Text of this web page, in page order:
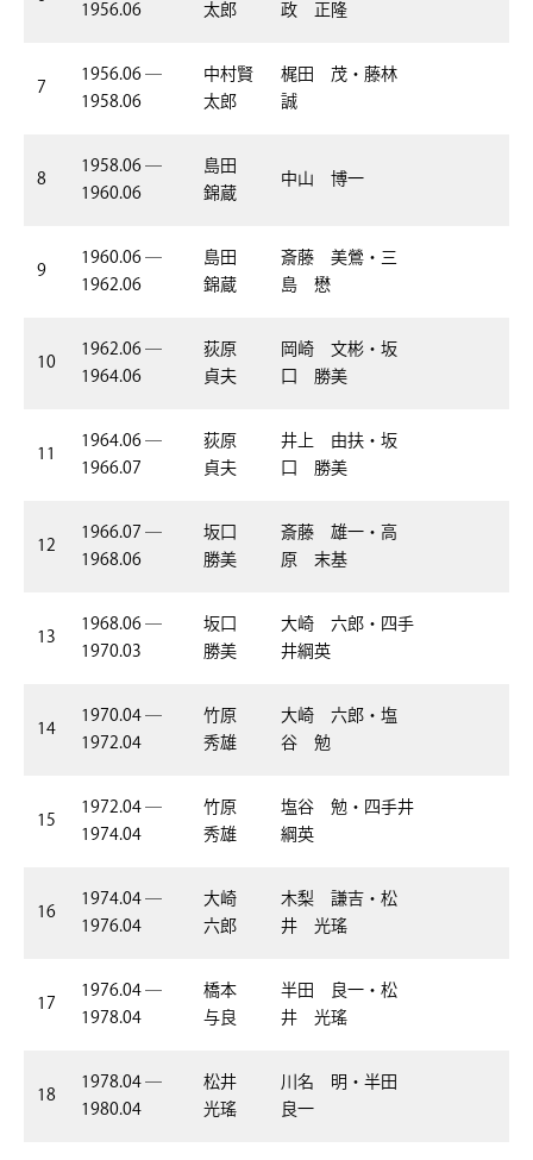
1956.06 太郎 政 正隆
7
1956.06 ―
1958.06
中村賢
太郎
梶田 茂・藤林
誠
8
1958.06 ―
1960.06
島田
錦蔵
中山 博一
9
1960.06 ―
1962.06
島田
錦蔵
斎藤 美鶯・三
島 懋
10
1962.06 ―
1964.06
荻原
貞夫
岡崎 文彬・坂
口 勝美
11
1964.06 ―
1966.07
荻原
貞夫
井上 由扶・坂
口 勝美
12
1966.07 ―
1968.06
坂口
勝美
斎藤 雄一・高
原 末基
13
1968.06 ―
1970.03
坂口
勝美
大崎 六郎・四手
井綱英
14
1970.04 ―
1972.04
竹原
秀雄
大崎 六郎・塩
谷 勉
15
1972.04 ―
1974.04
竹原
秀雄
塩谷 勉・四手井
綱英
16
1974.04 ―
1976.04
大崎
六郎
木梨 謙吉・松
井 光瑤
17
1976.04 ―
1978.04
橋本
与良
半田 良一・松
井 光瑤
18
1978.04 ―
1980.04
松井
光瑤
川名 明・半田
良一